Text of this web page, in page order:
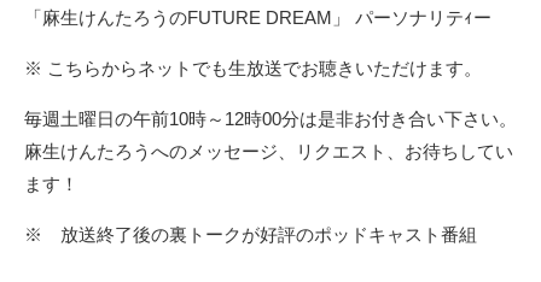
「麻生けんたろうのFUTURE DREAM」 パーソナリテｨー
※ こちらからネットでも生放送でお聴きいただけます。
毎週土曜日の午前10時～12時00分は是非お付き合い下さい。
麻生けんたろうへのメッセージ、リクエスト 、お待ちしてい
ます！
※ 放送終了後の裏トークが好評のポッドキャスト番組